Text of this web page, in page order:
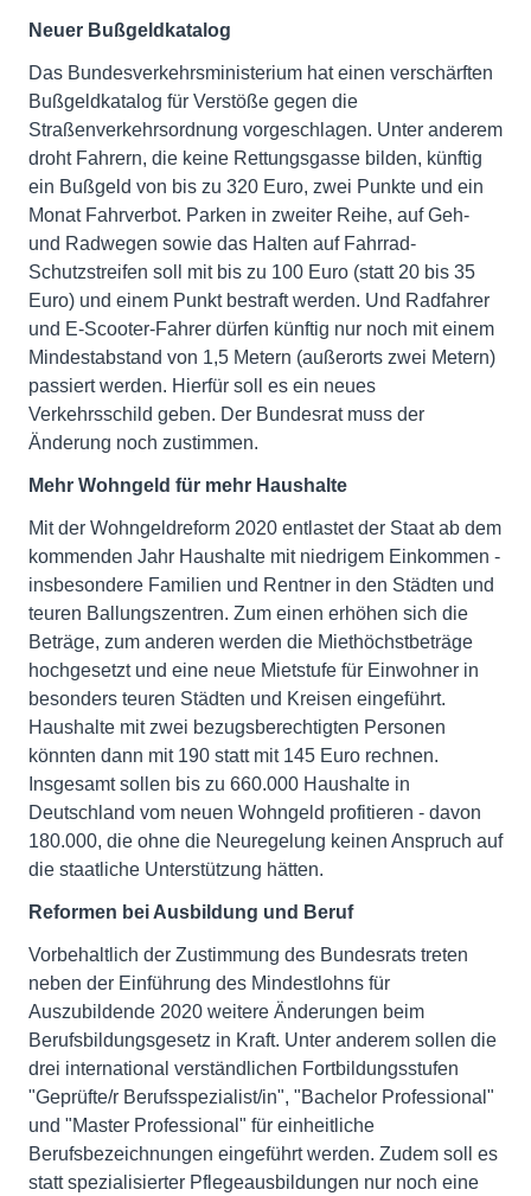
Neuer Bußgeldkatalog
Das Bundesverkehrsministerium hat einen verschärften
Bußgeldkatalog für Verstöße gegen die
Straßenverkehrsordnung vorgeschlagen. Unter anderem
droht Fahrern, die keine Rettungsgasse bilden, künftig
ein Bußgeld von bis zu 320 Euro, zwei Punkte und ein
Monat Fahrverbot. Parken in zweiter Reihe, auf Geh-
und Radwegen sowie das Halten auf Fahrrad-
Schutzstreifen soll mit bis zu 100 Euro (statt 20 bis 35
Euro) und einem Punkt bestraft werden. Und Radfahrer
und E-Scooter-Fahrer dürfen künftig nur noch mit einem
Mindestabstand von 1,5 Metern (außerorts zwei Metern)
passiert werden. Hierfür soll es ein neues
Verkehrsschild geben. Der Bundesrat muss der
Änderung noch zustimmen.
Mehr Wohngeld für mehr Haushalte
Mit der Wohngeldreform 2020 entlastet der Staat ab dem
kommenden Jahr Haushalte mit niedrigem Einkommen -
insbesondere Familien und Rentner in den Städten und
teuren Ballungszentren. Zum einen erhöhen sich die
Beträge, zum anderen werden die Miethöchstbeträge
hochgesetzt und eine neue Mietstufe für Einwohner in
besonders teuren Städten und Kreisen eingeführt.
Haushalte mit zwei bezugsberechtigten Personen
könnten dann mit 190 statt mit 145 Euro rechnen.
Insgesamt sollen bis zu 660.000 Haushalte in
Deutschland vom neuen Wohngeld profitieren - davon
180.000, die ohne die Neuregelung keinen Anspruch auf
die staatliche Unterstützung hätten.
Reformen bei Ausbildung und Beruf
Vorbehaltlich der Zustimmung des Bundesrats treten
neben der Einführung des Mindestlohns für
Auszubildende 2020 weitere Änderungen beim
Berufsbildungsgesetz in Kraft. Unter anderem sollen die
drei international verständlichen Fortbildungsstufen
"Geprüfte/r Berufsspezialist/in", "Bachelor Professional"
und "Master Professional" für einheitliche
Berufsbezeichnungen eingeführt werden. Zudem soll es
statt spezialisierter Pflegeausbildungen nur noch eine